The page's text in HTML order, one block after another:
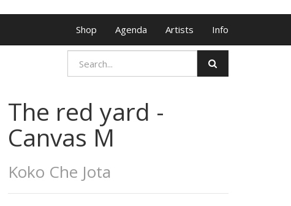
Shop Agenda Artists Info
The red yard -
Canvas M
Koko Che Jota